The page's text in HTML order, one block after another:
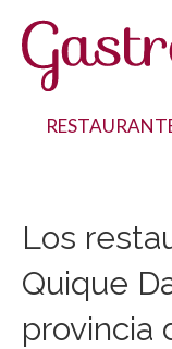
Los
Quique
provincia